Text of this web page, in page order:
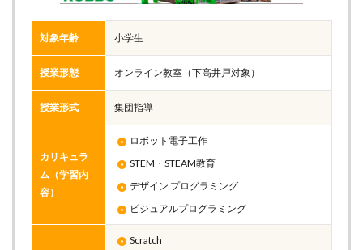
対象年齢 小学生
授業形態 オンライン教室（下高井戸対象）
授業形式 集団指導
カリキュラ
ム（学習内
容）
ロボット電子工作
STEM・STEAM教育
デザイン プログラミング
ビジュアルプログラミング
Scratch